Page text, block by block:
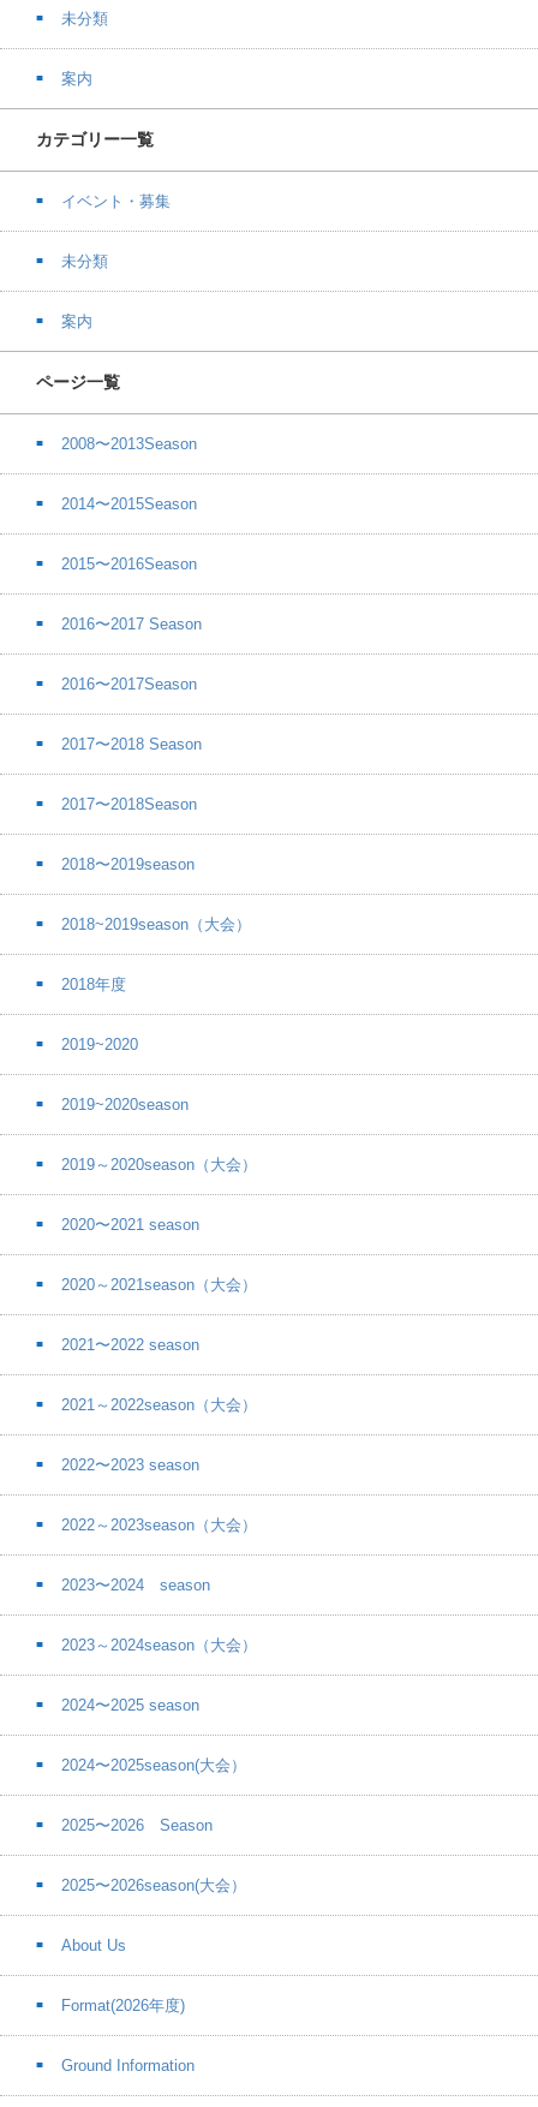
未分類
案内
カテゴリー一覧
イベント・募集
未分類
案内
ページ一覧
2008〜2013Season
2014〜2015Season
2015〜2016Season
2016〜2017 Season
2016〜2017Season
2017〜2018 Season
2017〜2018Season
2018〜2019season
2018~2019season（大会）
2018年度
2019~2020
2019~2020season
2019～2020season（大会）
2020〜2021 season
2020～2021season（大会）
2021〜2022 season
2021～2022season（大会）
2022〜2023 season
2022～2023season（大会）
2023〜2024 season
2023～2024season（大会）
2024〜2025 season
2024〜2025season(大会）
2025〜2026 Season
2025〜2026season(大会）
About Us
Format(2026年度)
Ground Information